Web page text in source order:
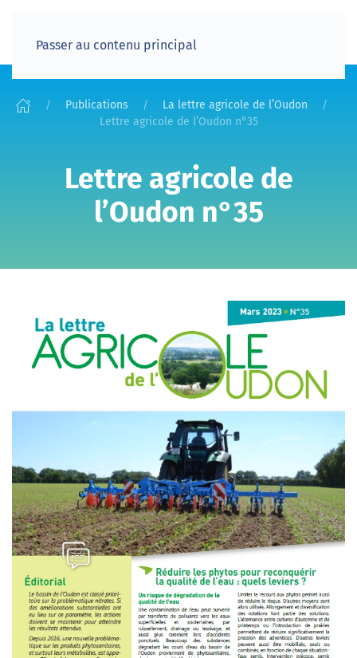
Passer au contenu principal
Publications
La lettre agricole de l’Oudon
Lettre agricole de l’Oudon n°35
Lettre agricole de
l’Oudon n°35